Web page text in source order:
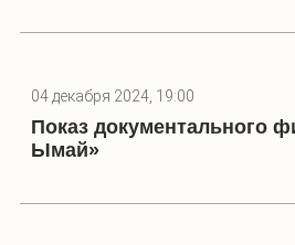
04 декабря 2024, 19:00
Показ документального
Ымай»